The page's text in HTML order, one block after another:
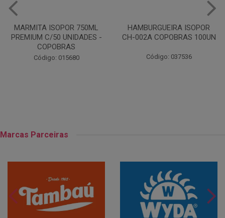
HAMBURGUEIRA ISOPOR
CH-002A COPOBRAS 100UN
Código: 037536
CAIXA PARDA PIZZA N30
OITAVADA BALUARTE C/10
Código: 001124
Marcas Parceiras